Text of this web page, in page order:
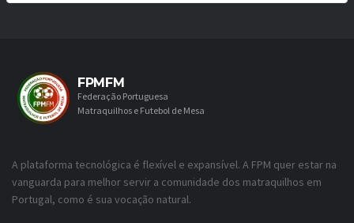
FPMFM
Federação Portuguesa
Matraquilhos e Futebol de Mesa
A plataforma tecnológica é flexível e expansível. A FPM quer estar na
vanguarda para melhor servir a comunidade dos matraquilhos em
Portugal, como é sua vocação natural.